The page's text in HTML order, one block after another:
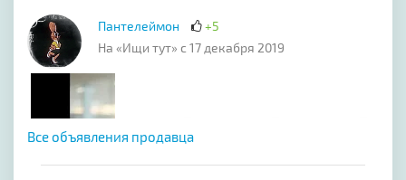
Пантелеймон
+5
На «Ищи тут» с 17 декабря 2019
Все объявления продавца